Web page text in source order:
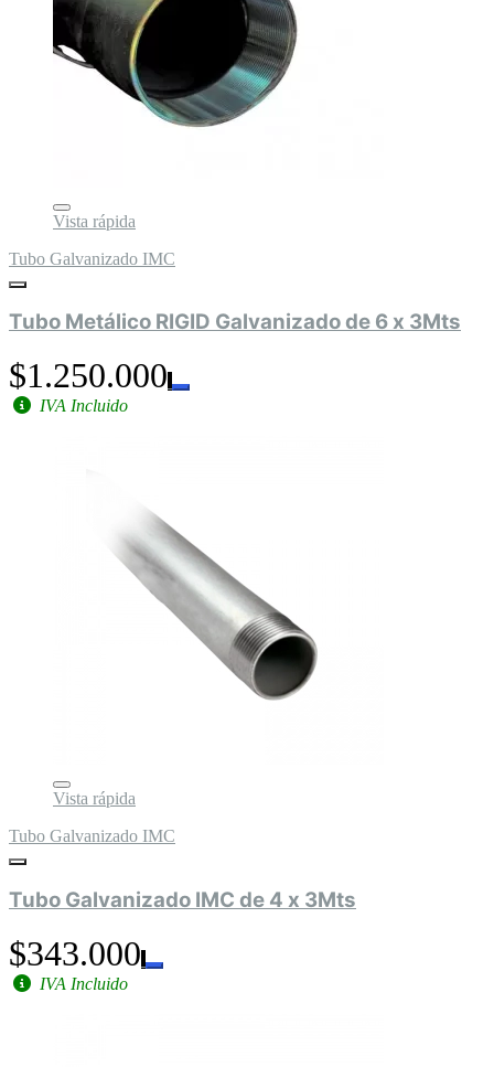
Vista rápida
Tubo Galvanizado IMC
Tubo Metálico RIGID Galvanizado de 6 x 3Mts
$1.250.000
IVA Incluido
Vista rápida
Tubo Galvanizado IMC
Tubo Galvanizado IMC de 4 x 3Mts
$343.000
IVA Incluido